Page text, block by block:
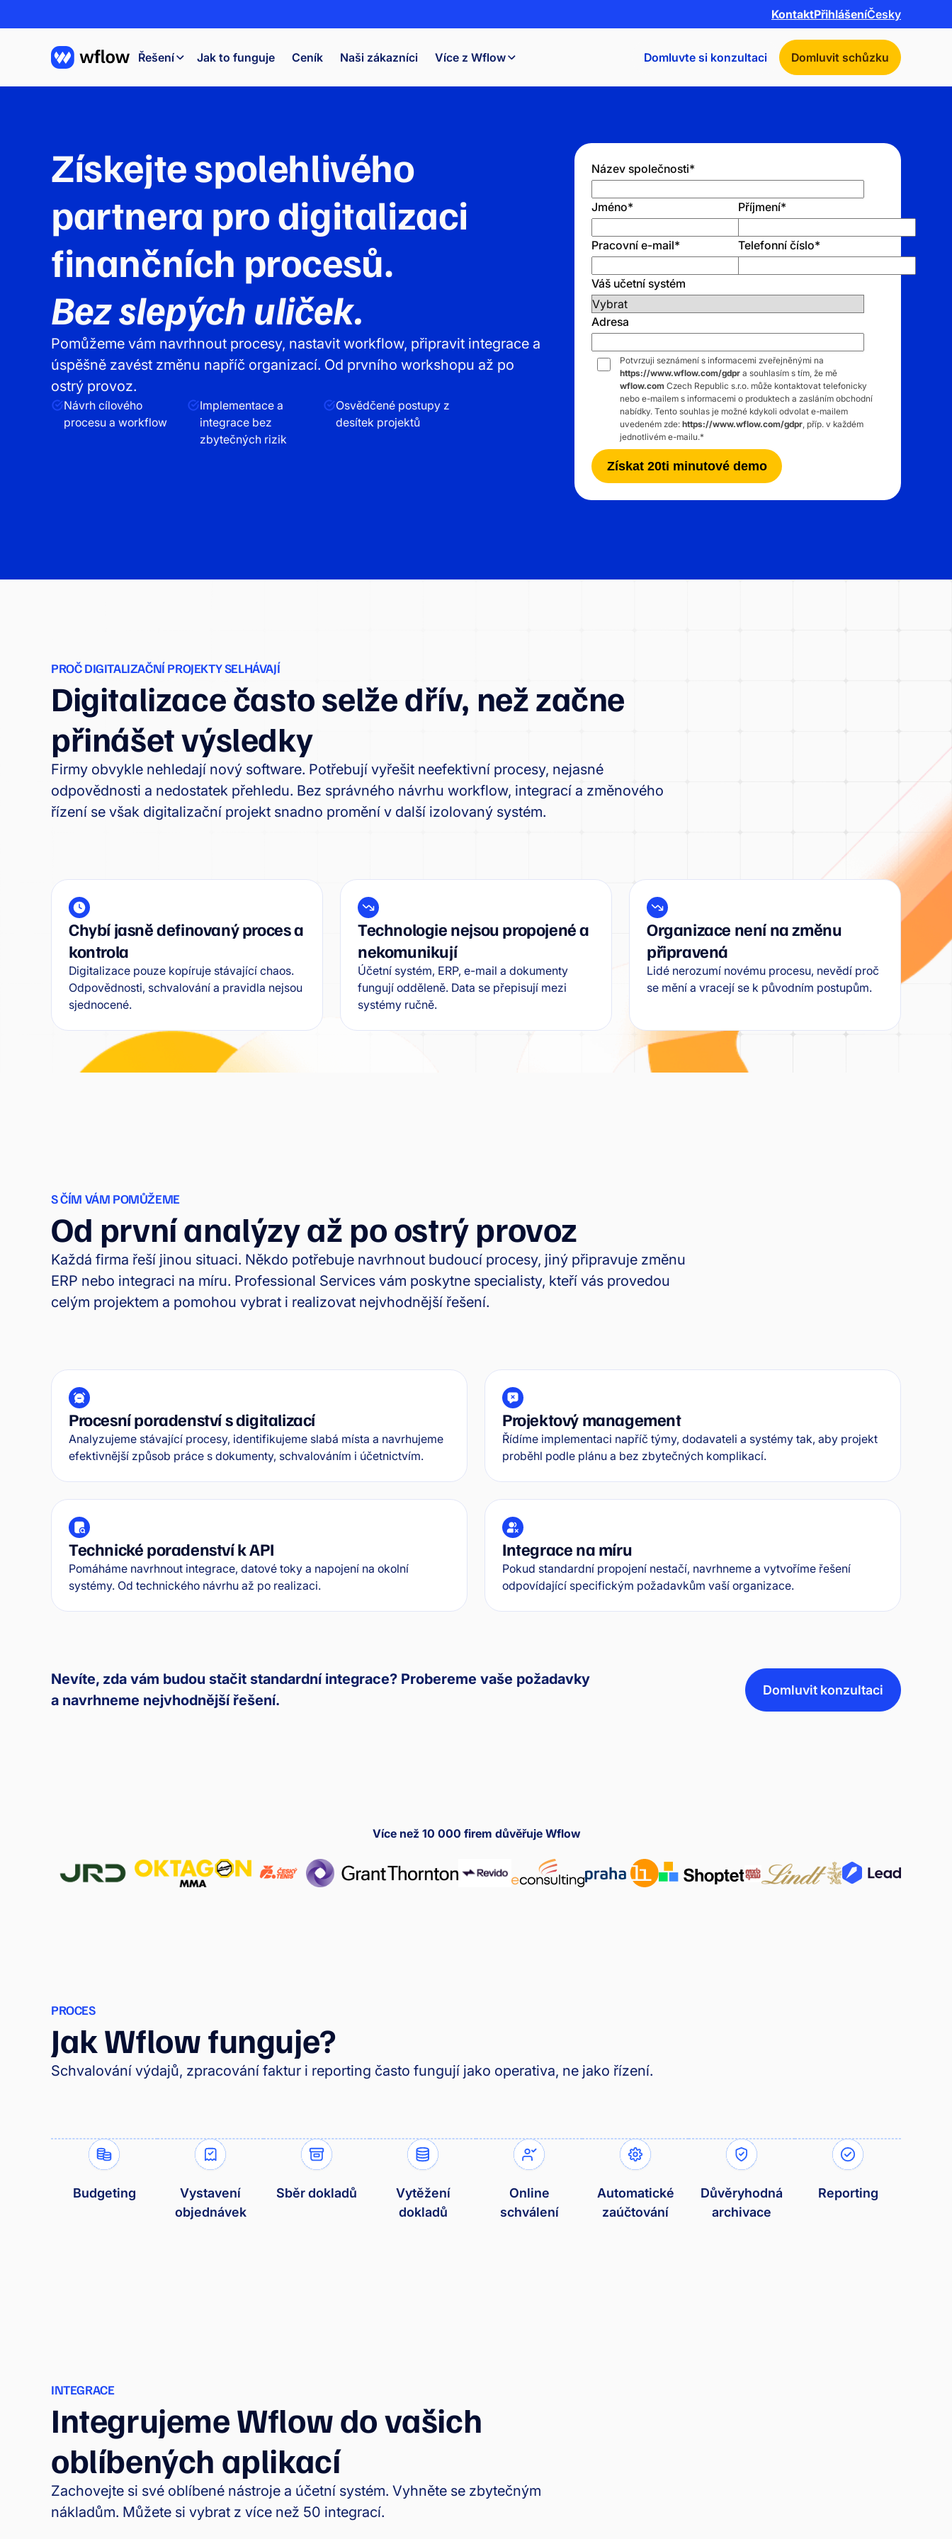
KontaktPřihlášeníČesky
Řešení Jak to funguje Ceník Naši zákazníci Více z Wflow Domluvte si konzultaci Domluvit schůzku
Získejte spolehlivého
partnera pro digitalizaci
finančních procesů.
Bez slepých uliček.
Pomůžeme vám navrhnout procesy, nastavit workflow, připravit integrace a
úspěšně zavést změnu napříč organizací. Od prvního workshopu až po
ostrý provoz.
Návrh cílového
procesu a workflow
Implementace a
integrace bez
zbytečných rizik
Osvědčené postupy z
desítek projektů
Název společnosti*
Jméno* Příjmení*
Pracovní e-mail* Telefonní číslo*
Váš učetní systém
Adresa
Potvrzuji seznámení s informacemi zveřejněnými na
https://www.wflow.com/gdpr a souhlasím s tím, že mě
wflow.com Czech Republic s.r.o. může kontaktovat telefonicky
nebo e-mailem s informacemi o produktech a zasláním obchodní
nabídky. Tento souhlas je možné kdykoli odvolat e-mailem
uvedeném zde:https://www.wflow.com/gdpr, příp. v každém
jednotlivém e-mailu.*
PROČ DIGITALIZAČNÍ PROJEKTY SELHÁVAJÍ
Digitalizace často selže dřív, než začne
přinášet výsledky
Firmy obvykle nehledají nový software. Potřebují vyřešit neefektivní procesy, nejasné
odpovědnosti a nedostatek přehledu. Bez správného návrhu workflow, integrací a změnového
řízení se však digitalizační projekt snadno promění v další izolovaný systém.
Chybí jasně definovaný proces a
kontrola
Digitalizace pouze kopíruje stávající chaos.
Odpovědnosti, schvalování a pravidla nejsou
sjednocené.
Technologie nejsou propojené a
nekomunikují
Účetní systém, ERP, e-mail a dokumenty
fungují odděleně. Data se přepisují mezi
systémy ručně.
Organizace není na změnu
připravená
Lidé nerozumí novému procesu, nevědí proč
se mění a vracejí se k původním postupům.
S ČÍM VÁM POMŮŽEME
Od první analýzy až po ostrý provoz
Každá firma řeší jinou situaci. Někdo potřebuje navrhnout budoucí procesy, jiný připravuje změnu
ERP nebo integraci na míru. Professional Services vám poskytne specialisty, kteří vás provedou
celým projektem a pomohou vybrat i realizovat nejvhodnější řešení.
Procesní poradenství s digitalizací
Analyzujeme stávající procesy, identifikujeme slabá místa a navrhujeme
efektivnější způsob práce s dokumenty, schvalováním i účetnictvím.
Projektový management
Řídíme implementaci napříč týmy, dodavateli a systémy tak, aby projekt
proběhl podle plánu a bez zbytečných komplikací.
Technické poradenství k API
Pomáháme navrhnout integrace, datové toky a napojení na okolní
systémy. Od technického návrhu až po realizaci.
Integrace na míru
Pokud standardní propojení nestačí, navrhneme a vytvoříme řešení
odpovídající specifickým požadavkům vaší organizace.
Nevíte, zda vám budou stačit standardní integrace? Probereme vaše požadavky
a navrhneme nejvhodnější řešení.
Domluvit konzultaci
Více než 10 000 firem důvěřuje Wflow
PROCES
Jak Wflow funguje?
Schvalování výdajů, zpracování faktur i reporting často fungují jako operativa, ne jako řízení.
Budgeting
Vystavení
objednávek
Sběr dokladů
Vytěžení
dokladů
Online
schválení
Automatické
zaúčtování
Důvěryhodná
archivace
Reporting
INTEGRACE
Integrujeme Wflow do vašich
oblíbených aplikací
Zachovejte si své oblíbené nástroje a účetní systém. Vyhněte se zbytečným
nákladům. Můžete si vybrat z více než 50 integrací.